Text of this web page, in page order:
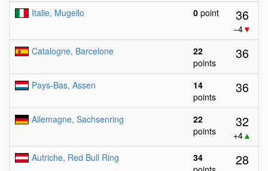
Italie, Mugello
0 point 36
−4▼
Catalogne, Barcelone
22
points
36
Pays-Bas, Assen
14
points
36
Allemagne, Sachsenring
22
points
32
+4▲
Autriche, Red Bull Ring
34
28